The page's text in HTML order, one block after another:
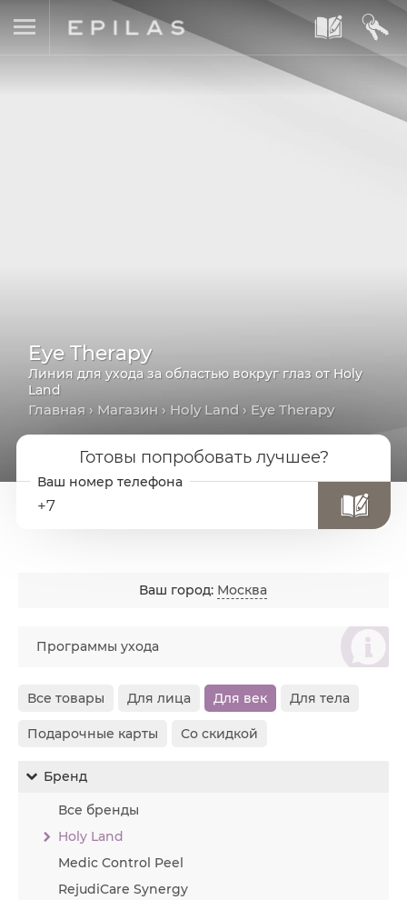
A B
Eye Therapy
Линия для ухода за областью вокруг глаз от Holy
Land
Главная › Магазин › Holy Land › Eye Therapy
Готовы попробовать лучшее?
+7
Ваш город: Москва
စ
Программы ухода
Все товары Для лица Для век Для тела
Подарочные карты Со скидкой
Бренд
Все бренды
Holy Land
Medic Control Peel
RejudiCare Synergy